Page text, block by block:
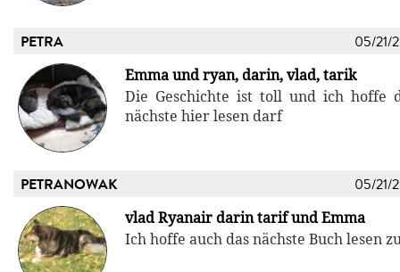
PETRA 05/21/
Emma und ryan, darin, vlad, tarik
Die Geschichte ist toll und ich hoffe
nächste hier lesen darf
PETRANOWAK 05/21/
vlad Ryanair darin tarif und Emma
Ich hoffe auch das nächste Buch lesen